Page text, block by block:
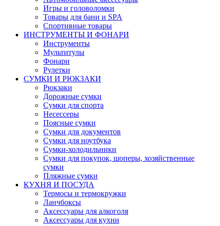
Игры и головоломки
Товары для бани и SPA
Спортивные товары
ИНСТРУМЕНТЫ И ФОНАРИ
Инструменты
Мультитулы
Фонари
Рулетки
СУМКИ И РЮКЗАКИ
Рюкзаки
Дорожные сумки
Сумки для спорта
Несессеры
Поясные сумки
Сумки для документов
Сумки для ноутбука
Сумки-холодильники
Сумки для покупок, шоперы, хозяйственные
сумки
Пляжные сумки
КУХНЯ И ПОСУДА
Термосы и термокружки
Ланчбоксы
Аксессуары для алкоголя
Аксессуары для кухни